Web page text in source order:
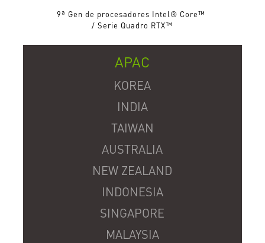
9ª Gen de procesadores Intel® Core™
/ Serie Quadro RTX™
APAC
KOREA
INDIA
TAIWAN
AUSTRALIA
NEW ZEALAND
INDONESIA
SINGAPORE
MALAYSIA